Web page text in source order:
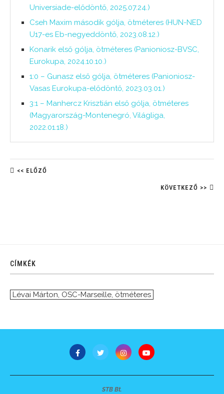
Universiade-elődöntő, 2025.07.24.)
Cseh Maxim második gólja, ötméteres (HUN-NED
U17-es Eb-negyeddöntő, 2023.08.12.)
Konarik első gólja, ötméteres (Panioniosz-BVSC,
Eurokupa, 2024.10.10.)
1:0 – Gunasz első gólja, ötméteres (Panioniosz-
Vasas Eurokupa-elődöntő, 2023.03.01.)
3:1 – Manhercz Krisztián első gólja, ötméteres
(Magyarország-Montenegró, Világliga,
2022.01.18.)
<< ELŐZŐ
KÖVETKEZŐ >>
CÍMKÉK
Lévai Márton OSC-Marseille ötméteres
STB Bt.